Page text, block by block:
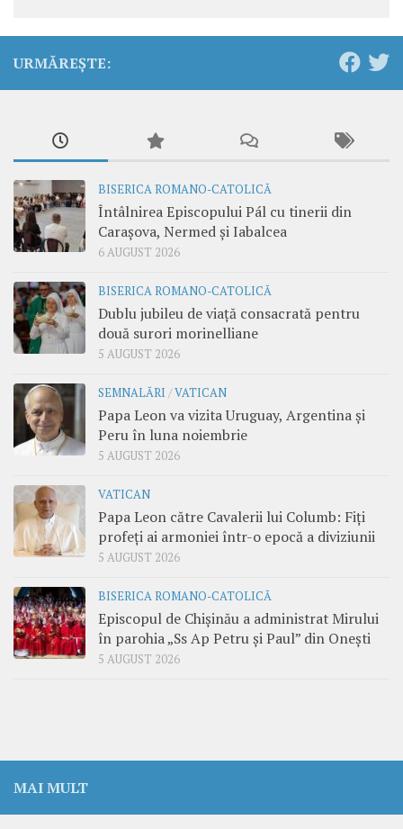
URMĂREȘTE:
BISERICA ROMANO-CATOLICĂ
Întâlnirea Episcopului Pál cu tinerii din
Carașova, Nermed și Iabalcea
6 AUGUST 2026
BISERICA ROMANO-CATOLICĂ
Dublu jubileu de viață consacrată pentru
două surori morinelliane
5 AUGUST 2026
SEMNALĂRI /VATICAN
Papa Leon va vizita Uruguay, Argentina și
Peru în luna noiembrie
5 AUGUST 2026
VATICAN
Papa Leon către Cavalerii lui Columb: Fiți
profeți ai armoniei într-o epocă a diviziunii
5 AUGUST 2026
BISERICA ROMANO-CATOLICĂ
Episcopul de Chișinău a administrat Mirului
în parohia „Ss Ap Petru și Paul” din Onești
5 AUGUST 2026
MAI MULT